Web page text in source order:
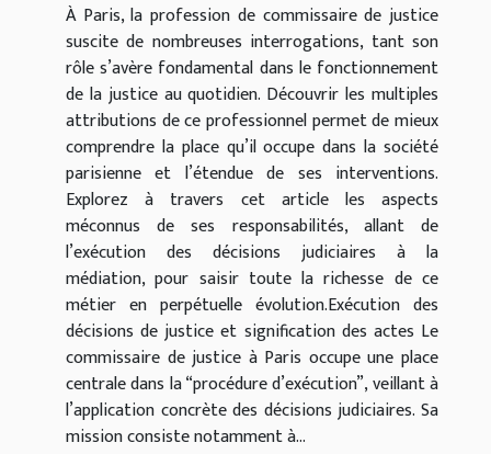
À Paris, la profession de commissaire de justice
suscite de nombreuses interrogations, tant son
rôle s’avère fondamental dans le fonctionnement
de la justice au quotidien. Découvrir les multiples
attributions de ce professionnel permet de mieux
comprendre la place qu’il occupe dans la société
parisienne et l’étendue de ses interventions.
Explorez à travers cet article les aspects
méconnus de ses responsabilités, allant de
l’exécution des décisions judiciaires à la
médiation, pour saisir toute la richesse de ce
métier en perpétuelle évolution.Exécution des
décisions de justice et signification des actes Le
commissaire de justice à Paris occupe une place
centrale dans la “procédure d’exécution”, veillant à
l’application concrète des décisions judiciaires. Sa
mission consiste notamment à...